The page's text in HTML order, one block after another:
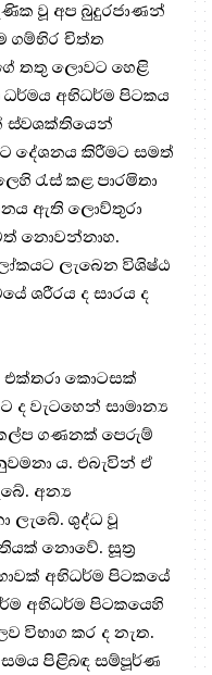
වූ අප බුදුරජාණන්
ගම්භිර චිත්ත
තතු ලොවට හෙළි
අභිධර්ම පිටකය
ස්වශක්තියෙන්
දේශනය කිරීමට සමත්
රැස් කළ පාරමිතා
ඇති ලොව්තුරා
නොවන්නාහ.
ලැබෙන විශිෂ්ඨ
ශරීරය ද සාරය ද
කොටසක්
වැටහෙන් සාමාන්‍ය
ගණනක් පෙරුම්
ය. එබැවින් ඒ
අන්‍ය
ශුද්ධ වූ
නොවේ. සූත්‍ර‍
අභිධර්ම පිටකයේ
අභිධර්ම පිටකයෙහි
විභාග කර ද නැත.
සමය පිළිබඳ සම්පූර්ණ